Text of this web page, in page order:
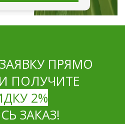
ПРЯМО
ПОЛУЧИТЕ
2%
ЗАКАЗ!